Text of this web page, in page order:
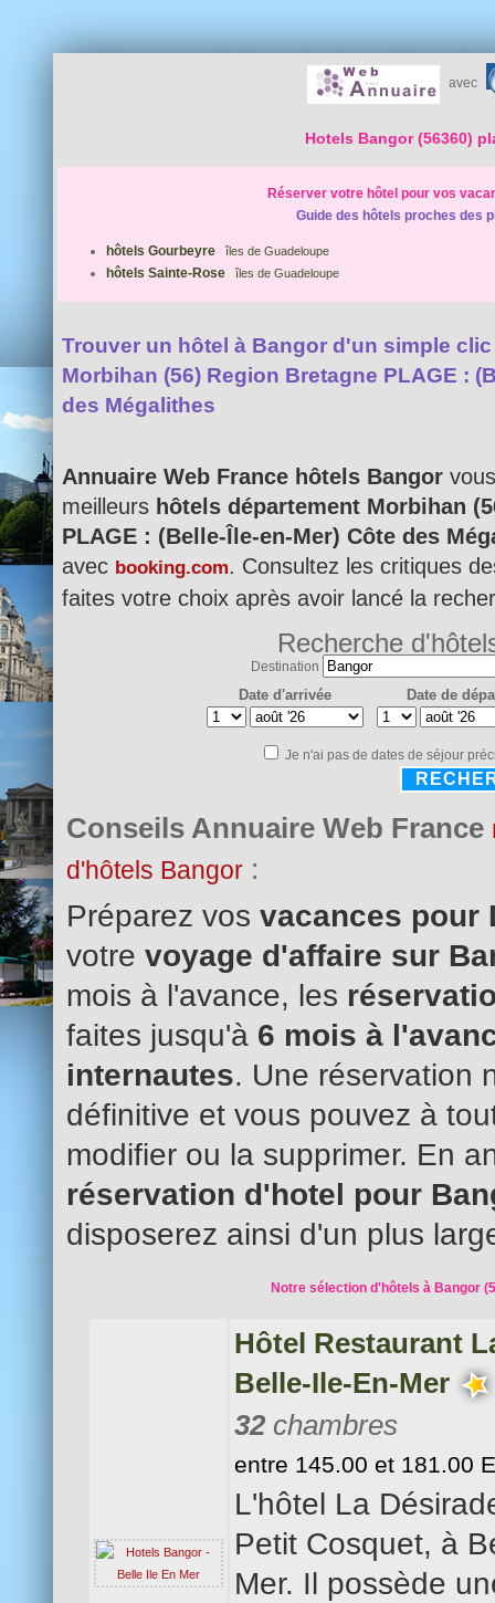
avec
Hotels Bangor (56360)
Réserver votre hôtel pour vos
Guide des hôtels proches des
hôtels Gourbeyre îles de Guadeloupe
hôtels Sainte-Rose îles de Guadeloupe
Trouver un hôtel à Bangor d'un simple
Morbihan (56) Region Bretagne PLAGE :
des Mégalithes
Annuaire Web France hôtels Bangor
meilleurs hôtels département Morbihan
PLAGE : (Belle-Île-en-Mer) Côte des
avec booking.com. Consultez les critiques
faites votre choix après avoir lancé la
Recherche
Destination
Date d'arrivée Date de
Je n'ai pas de dates de séjour
Conseils Annuaire Web France
d'hôtels Bangor :
Préparez vos vacances pour
votre voyage d'affaire sur
mois à l'avance, les
faites jusqu'à 6 mois à
internautes. Une réservation
définitive et vous pouvez à
modifier ou la supprimer. En
réservation d'hotel pour
disposerez ainsi d'un plus
Notre sélection d'hôtels à Bangor
Hôtel Restaurant
Belle-Ile-En-Mer
32 chambres
entre 145.00 et 181.00
L'hôtel La
Petit Cosquet, à
Mer. Il possède